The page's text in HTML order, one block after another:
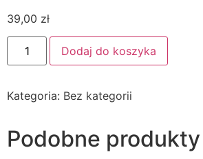
39,00 zł
ilość
Ebooki
z
Dodaj do koszyka
Kategoria: Bez kategorii
Podobne produkty